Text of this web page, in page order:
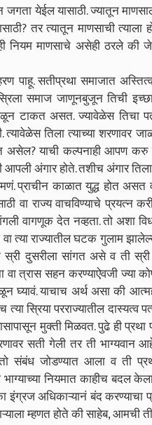
येईल यासाठी. ज्यातून
तर त्यातून माणसाची त्याला
माणसाचे असेही ठरले की जे
सतीप्रथा समाजात
समाज जाणूनबुजून तिची
टाकत असत. ज्यावेळेस तिचा
तिला त्याच्या शरणावर
असेल? याची कल्पनाही आपण
अंगार होते. तशीच अंगार तिला
काळात युद्ध होत असत व
वा राज्य वाचविण्याचे प्रयत्न
वागणूक देत नव्हता. तो अशा
त्या राज्यातील घटक गुलाम
दुसरीला सांगत असे व ती
त्रास सहन करण्याऐवजी ज्या
घ्यावं. याचाच अर्थ असा की
स्रिया परराज्यातील दास्यत्व
मुक्ती मिळवत. पुढे ही प्रथा
सती गेली तर ती भाग्यवान
संबंध जोडण्यात आला व ती
नियमात काहीच बदल
इंग्रज अधिकाऱ्यानं बंद करण्याचा
म्हणत होते की साहेब, आमची